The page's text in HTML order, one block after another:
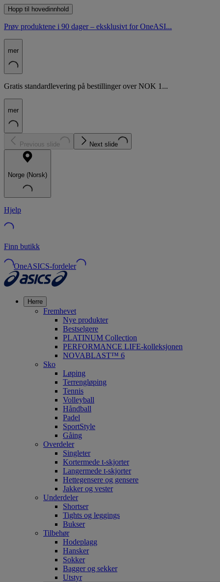
Hopp til hovedinnhold
Prøv produktene i 90 dager – eksklusivt for OneASI...
mer
Gratis standardlevering på bestillinger over NOK 1...
mer
Previous slide Next slide
Norge (Norsk)
Hjelp
Finn butikk
OneASICS-fordeler
Herre
Fremhevet
Nye produkter
Bestselgere
PLATINUM Collection
PERFORMANCE LIFE-kolleksjonen
NOVABLAST™ 6
Sko
Løping
Terrengløping
Tennis
Volleyball
Håndball
Padel
SportStyle
Gåing
Overdeler
Singleter
Kortermede t-skjorter
Langermede t-skjorter
Hettegensere og gensere
Jakker og vester
Underdeler
Shortser
Tights og leggings
Bukser
Tilbehør
Hodeplagg
Hansker
Sokker
Bagger og sekker
Utstyr